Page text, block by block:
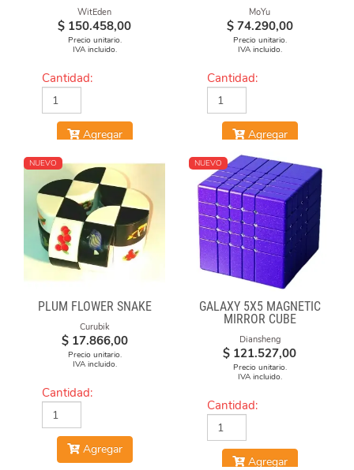
WitEden
$ 150.458,00
Precio unitario.
IVA incluido.
Cantidad:
Agregar
MoYu
$ 74.290,00
Precio unitario.
IVA incluido.
Cantidad:
Agregar
NUEVO
PLUM FLOWER SNAKE
Curubik
$ 17.866,00
Precio unitario.
IVA incluido.
Cantidad:
Agregar
NUEVO
GALAXY 5X5 MAGNETIC
MIRROR CUBE
Diansheng
$ 121.527,00
Precio unitario.
IVA incluido.
Cantidad:
Agregar